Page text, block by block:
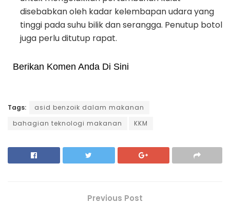
disebabkan oleh kadar kelembapan udara yang
tinggi pada suhu bilik dan serangga. Penutup botol
juga perlu ditutup rapat.
Berikan Komen Anda Di Sini
Tags:
asid benzoik dalam makanan
bahagian teknologi makanan
KKM
Previous Post